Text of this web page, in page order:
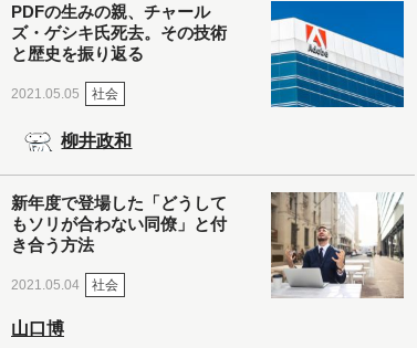
PDFの生みの親、チャール
ズ・ゲシキ氏死去。その技術
と歴史を振り返る
2021.05.05 社会
柳井政和
新年度で登場した「どうして
もソリが合わない同僚」と付
き合う方法
2021.05.04 社会
山口博